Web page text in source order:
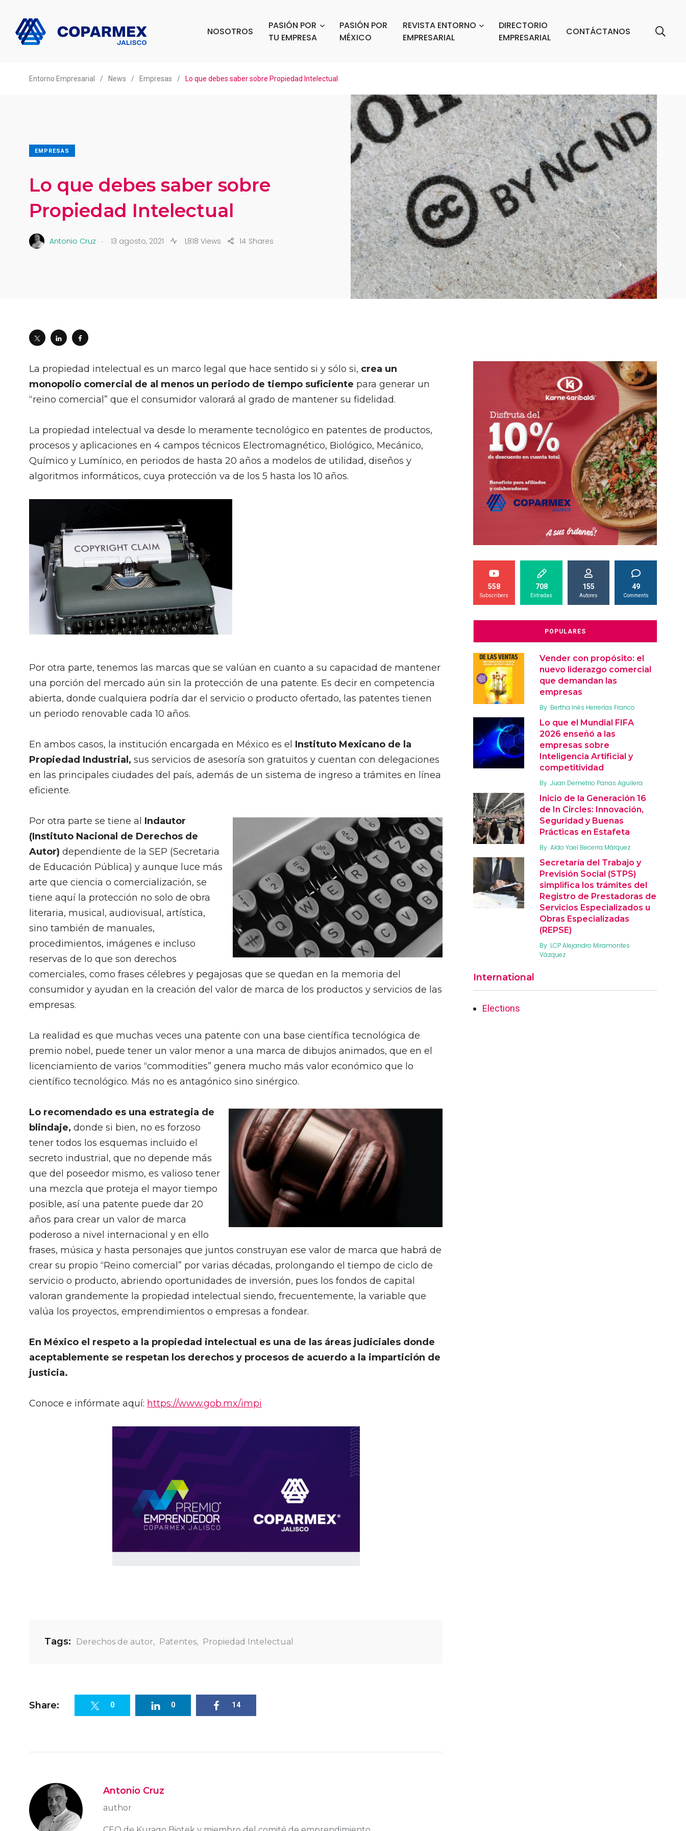
NOSOTROS
PASIÓN POR
TU EMPRESA
PASIÓN POR
MÉXICO
REVISTA ENTORNO
EMPRESARIAL
DIRECTORIO
EMPRESARIAL
CONTÁCTANOS
Entorno Empresarial / News / Empresas / Lo que debes saber sobre Propiedad Intelectual
EMPRESAS
Lo que debes saber sobre
Propiedad Intelectual
Antonio Cruz . 13 agosto, 2021 1,818 Views Shares
14
La propiedad intelectual es un marco legal que hace sentido si y sólo si, crea un
monopolio comercial de al menos un periodo de tiempo suficiente para generar un
“reino comercial” que el consumidor valorará al grado de mantener su fidelidad.
La propiedad intelectual va desde lo meramente tecnológico en patentes de productos,
procesos y aplicaciones en 4 campos técnicos Electromagnético, Biológico, Mecánico,
Químico y Lumínico, en periodos de hasta 20 años a modelos de utilidad, diseños y
algoritmos informáticos, cuya protección va de los 5 hasta los 10 años.
Por otra parte, tenemos las marcas que se valúan en cuanto a su capacidad de mantener
una porción del mercado aún sin la protección de una patente. Es decir en competencia
abierta, donde cualquiera podría dar el servicio o producto ofertado, las patentes tienen
un periodo renovable cada 10 años.
En ambos casos, la institución encargada en México es el Instituto Mexicano de la
Propiedad Industrial, sus servicios de asesoría son gratuitos y cuentan con delegaciones
en las principales ciudades del país, además de un sistema de ingreso a trámites en línea
eficiente.
Por otra parte se tiene al Indautor
(Instituto Nacional de Derechos de
Autor) dependiente de la SEP (Secretaria
de Educación Pública) y aunque luce más
arte que ciencia o comercialización, se
tiene aquí la protección no solo de obra
literaria, musical, audiovisual, artística,
sino también de manuales,
procedimientos, imágenes e incluso
reservas de lo que son derechos
comerciales, como frases célebres y pegajosas que se quedan en la memoria del
consumidor y ayudan en la creación del valor de marca de los productos y servicios de las
empresas.
La realidad es que muchas veces una patente con una base científica tecnológica de
premio nobel, puede tener un valor menor a una marca de dibujos animados, que en el
licenciamiento de varios “commodities” genera mucho más valor económico que lo
científico tecnológico. Más no es antagónico sino sinérgico.
Lo recomendado es una estrategia de
blindaje, donde si bien, no es forzoso
tener todos los esquemas incluido el
secreto industrial, que no depende más
que del poseedor mismo, es valioso tener
una mezcla que proteja el mayor tiempo
posible, así una patente puede dar 20
años para crear un valor de marca
poderoso a nivel internacional y en ello
frases, música y hasta personajes que juntos construyan ese valor de marca que habrá de
crear su propio “Reino comercial” por varias décadas, prolongando el tiempo de ciclo de
servicio o producto, abriendo oportunidades de inversión, pues los fondos de capital
valoran grandemente la propiedad intelectual siendo, frecuentemente, la variable que
valúa los proyectos, emprendimientos o empresas a fondear.
En México el respeto a la propiedad intelectual es una de las áreas judiciales donde
aceptablemente se respetan los derechos y procesos de acuerdo a la impartición de
justicia.
Conoce e infórmate aquí: https://www.gob.mx/impi
Tags: Derechos de autor, Patentes, Propiedad Intelectual
Share: 0 0 14
Antonio Cruz
author
558
Subscribers
708
Entradas
155
Autores
49
Comments
POPULARES
Vender con propósito: el
nuevo liderazgo comercial
que demandan las
empresas
By Bertha Inés Herrerías Franco
Lo que el Mundial FIFA
2026 enseñó a las
empresas sobre
Inteligencia Artificial y
competitividad
By Juan Demetrio Panas Aguilera
Inicio de la Generación 16
de In Circles: Innovación,
Seguridad y Buenas
Prácticas en Estafeta
By Aldo Yael Becerra Márquez
Secretaría del Trabajo y
Previsión Social (STPS)
simplifica los trámites del
Registro de Prestadoras de
Servicios Especializados u
Obras Especializadas
(REPSE)
By LCP Alejandro Miramontes
Vázquez
International
Elections